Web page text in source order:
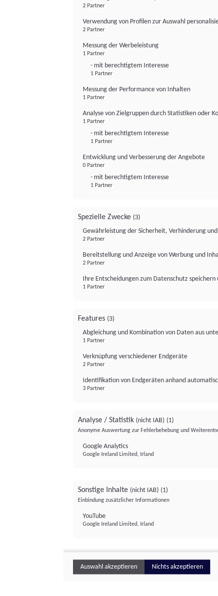
2 Partner
Verwendung von Profilen zur Auswahl
2 Partner
Messung der Werbeleistung
1 Partner
- mit berechtigtem Interesse
1 Partner
Messung der Performance von Inhalten
1 Partner
Analyse von Zielgruppen durch Statistiken oder
1 Partner
- mit berechtigtem Interesse
1 Partner
Entwicklung und Verbesserung der Angebote
0 Partner
- mit berechtigtem Interesse
1 Partner
Spezielle Zwecke (3)
Gewährleistung der Sicherheit, Verhinderung
2 Partner
Bereitstellung und Anzeige von Werbung und
2 Partner
Ihre Entscheidungen zum Datenschutz
1 Partner
Features (3)
Abgleichung und Kombination von Daten aus
1 Partner
Verknüpfung verschiedener Endgeräte
2 Partner
Identifikation von Endgeräten anhand
3 Partner
Analyse / Statistik (nicht IAB) (1)
Anonyme Auswertung zur Fehlerbehebung und
Google Analytics
Google Ireland Limited, Irland
Sonstige Inhalte (nicht IAB) (1)
Einbindung zusätzlicher Informationen
YouTube
Google Ireland Limited, Irland
Auswahl akzeptieren Nichts akzeptieren